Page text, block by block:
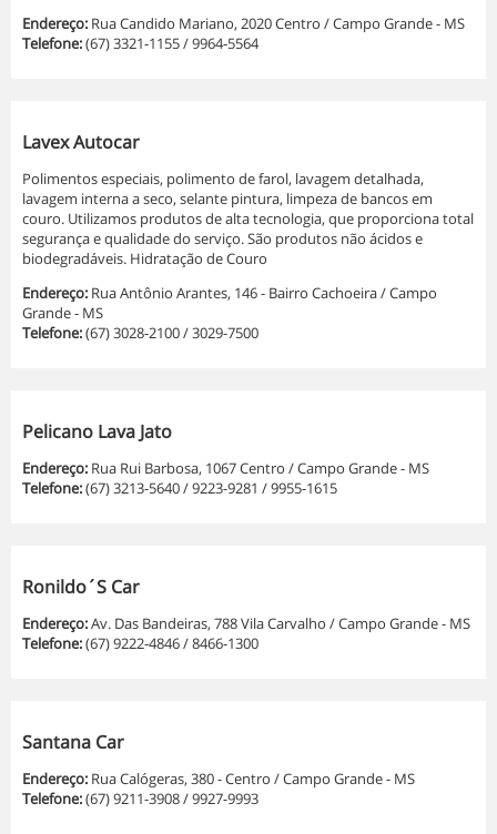
Endereço: Rua Candido Mariano, 2020 Centro / Campo Grande - MS
Telefone:(67) 3321-1155 / 9964-5564
Lavex Autocar
Polimentos especiais, polimento de farol, lavagem detalhada,
lavagem interna a seco, selante pintura, limpeza de bancos em
couro. Utilizamos produtos de alta tecnologia, que proporciona total
segurança e qualidade do serviço. São produtos não ácidos e
biodegradáveis. Hidratação de Couro
Endereço: Rua Antônio Arantes, 146 - Bairro Cachoeira / Campo
Grande - MS
Telefone:(67) 3028-2100 / 3029-7500
Pelicano Lava Jato
Endereço: Rua Rui Barbosa, 1067 Centro / Campo Grande - MS
Telefone:(67) 3213-5640 / 9223-9281 / 9955-1615
Ronildo´S Car
Endereço:Av. Das Bandeiras, 788 Vila Carvalho / Campo Grande - MS
Telefone:(67) 9222-4846 / 8466-1300
Santana Car
Endereço: Rua Calógeras, 380 - Centro / Campo Grande - MS
Telefone:(67) 9211-3908 / 9927-9993